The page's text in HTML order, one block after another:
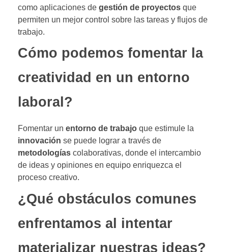
como aplicaciones de gestión de proyectos que
permiten un mejor control sobre las tareas y flujos de
trabajo.
Cómo podemos fomentar la
creatividad en un entorno
laboral?
Fomentar un entorno de trabajo que estimule la
innovación se puede lograr a través de
metodologías colaborativas, donde el intercambio
de ideas y opiniones en equipo enriquezca el
proceso creativo.
¿Qué obstáculos comunes
enfrentamos al intentar
materializar nuestras ideas?